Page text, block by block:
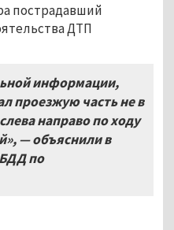
пострадавший
ДТП
информации,
проезжую часть не в
направо по ходу
— объяснили в
по